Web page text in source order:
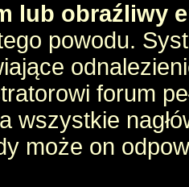
lub obraźliwy
powodu.
forum
wszystkie
może on